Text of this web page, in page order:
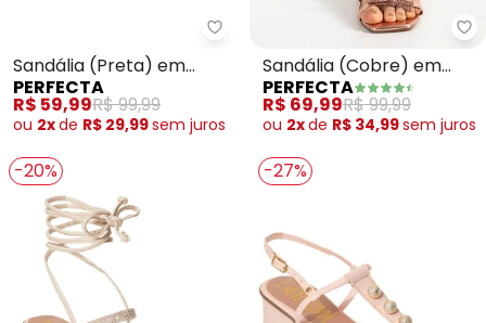
Perfecta - Sandália (Preta) em
Sandália (Preta) em
Sisntético
PERFECTA
R$ 59,99R$ 99,99
ou 2xde R$ 29,99sem juros
Sandália (Cobre) em
Sintético
PERFECTA
R$ 69,99R$ 99,99
ou 2xde R$ 34,99sem juros
-20% -27%